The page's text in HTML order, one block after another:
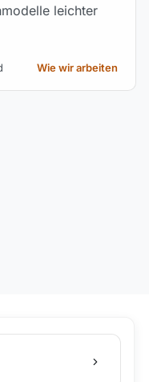
leichter
Wie wir arbeiten